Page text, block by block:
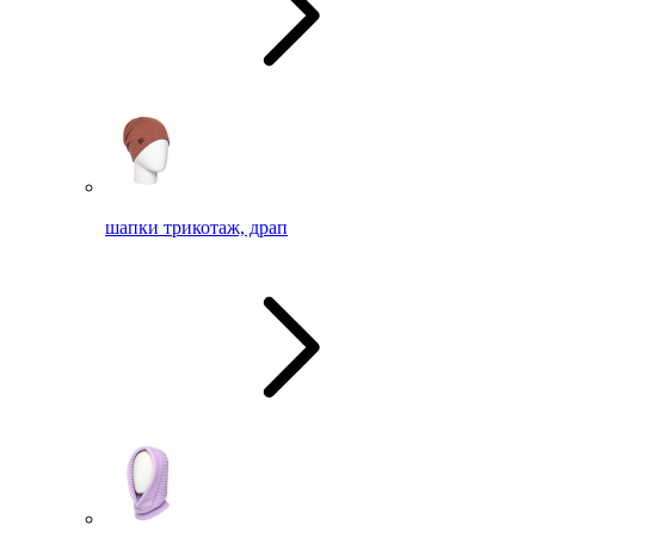
шапки трикотаж, драп